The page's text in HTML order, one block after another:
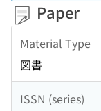
Paper
Material Type
図書
ISSN (series)